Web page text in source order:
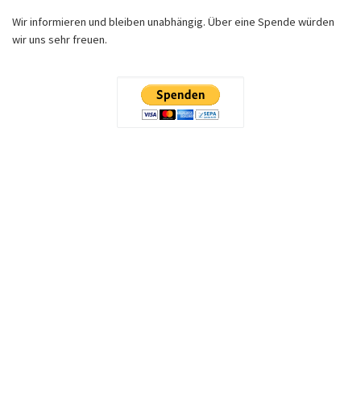
Wir informieren und bleiben unabhängig. Über eine Spende würden
wir uns sehr freuen.